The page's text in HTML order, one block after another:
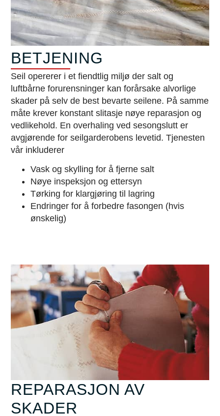
BETJENING
Seil opererer i et fiendtlig miljø der salt og
luftbårne forurensninger kan forårsake alvorlige
skader på selv de best bevarte seilene. På samme
måte krever konstant slitasje nøye reparasjon og
vedlikehold. En overhaling ved sesongslutt er
avgjørende for seilgarderobens levetid. Tjenesten
vår inkluderer
Vask og skylling for å fjerne salt
Nøye inspeksjon og ettersyn
Tørking for klargjøring til lagring
Endringer for å forbedre fasongen (hvis
ønskelig)
REPARASJON AV
SKADER